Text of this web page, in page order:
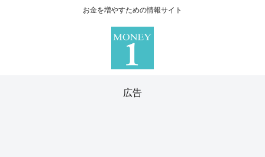
お金を増やすための情報サイト
広告